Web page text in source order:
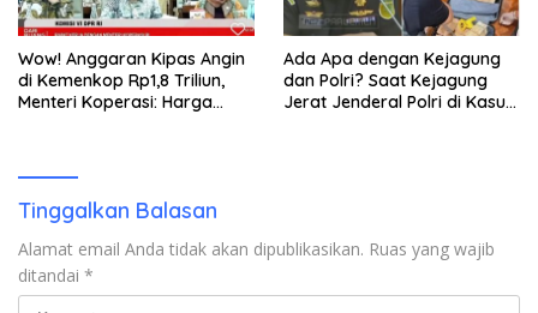
Wow! Anggaran Kipas Angin
di Kemenkop Rp1,8 Triliun,
Menteri Koperasi: Harga
Ada Apa dengan Kejagung
dan Polri? Saat Kejagung
Jerat Jenderal Polri di Kasus
Tinggalkan Balasan
Alamat email Anda tidak akan dipublikasikan. Ruas yang wajib
ditandai *